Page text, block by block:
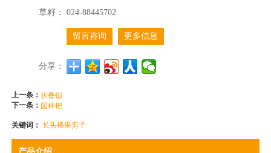
草籽：
024-88445702
留言咨询 更多信息
分享：
上一条：折叠锯
下一条： 园林耙
关键词：长头稀果剪子